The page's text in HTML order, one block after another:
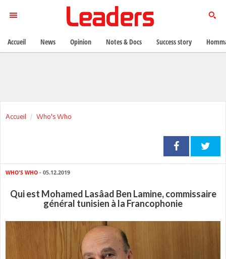
Accueil Who's Who
WHO'S WHO - 05.12.2019
Qui est Mohamed Lasâad Ben Lamine, commissaire
général tunisien à la Francophonie
Accueil News Opinion Notes & Docs Success story